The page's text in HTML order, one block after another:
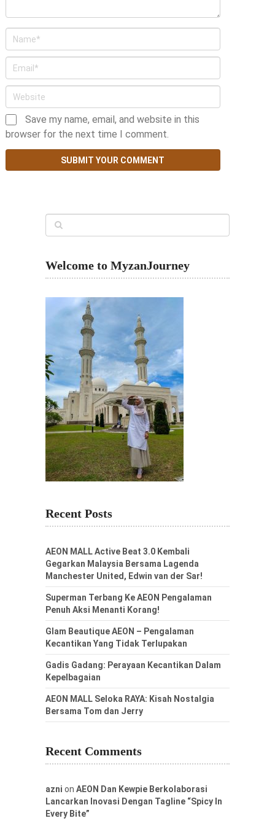
Save my name, email, and website in this
browser for the next time I comment.
Welcome to MyzanJourney
Recent Posts
AEON MALL Active Beat 3.0 Kembali
Gegarkan Malaysia Bersama Lagenda
Manchester United, Edwin van der Sar!
Superman Terbang Ke AEON Pengalaman
Penuh Aksi Menanti Korang!
Glam Beautique AEON – Pengalaman
Kecantikan Yang Tidak Terlupakan
Gadis Gadang: Perayaan Kecantikan Dalam
Kepelbagaian
AEON MALL Seloka RAYA: Kisah Nostalgia
Bersama Tom dan Jerry
Recent Comments
azni on AEON Dan Kewpie Berkolaborasi
Lancarkan Inovasi Dengan Tagline “Spicy In
Every Bite”